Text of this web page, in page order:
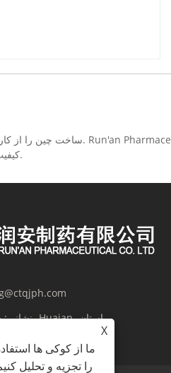
کیفیت بالا ارائه دهیم. به خرید محصولات از کارخانه ما خوش آمدید.
نشانی:
X
ما از کوکی ها
را تجزیه و تحلیل